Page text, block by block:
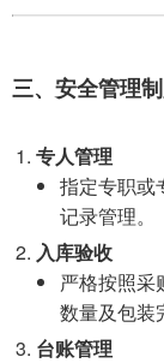
三、安全管理
专人管理
指定专职或
记录管理。
入库验收
严格按照采
数量及包装
台账管理